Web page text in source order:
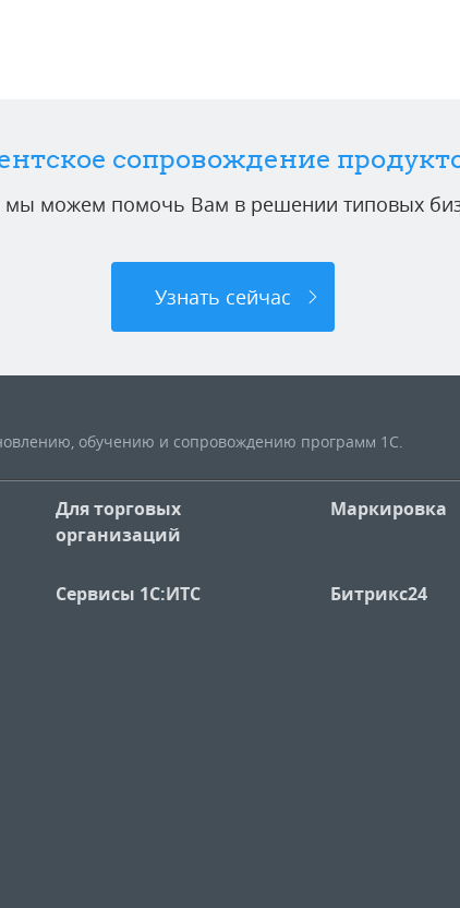
сопровождение
мы можем помочь Вам в решении типовых
Узнать сейчас
обучению и сопровождению программ 1С.
Для торговых
организаций
Маркировка
Сервисы 1С:ИТС Битрикс24